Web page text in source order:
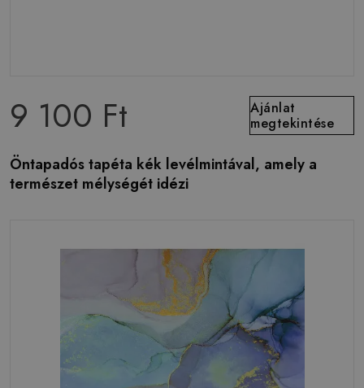
9 100 Ft
Ajánlat
megtekintése
Öntapadós tapéta kék levélmintával, amely a
természet mélységét idézi